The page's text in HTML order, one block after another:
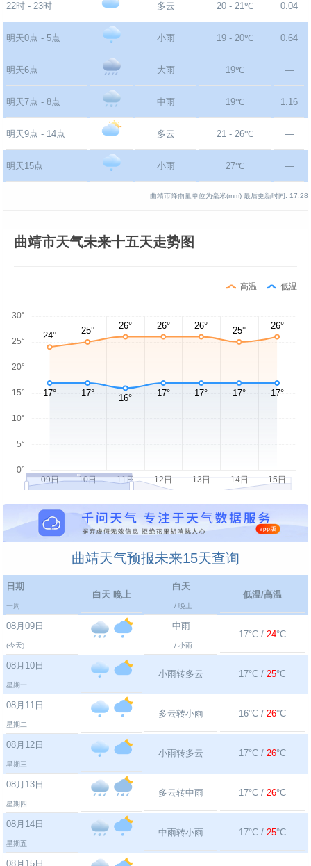
22时 - 23时 多云 20 - 21℃ 0.04
明天0点 - 5点 小雨 19 - 20℃ 0.64
明天6点 大雨 19℃ —
明天7点 - 8点 中雨 19℃ 1.16
明天9点 - 14点 多云 21 - 26℃ —
明天15点 小雨 27℃ —
曲靖市降雨量单位为毫米(mm) 最后更新时间: 17:28
曲靖市天气未来十五天走势图
高温 低温
曲靖天气预报未来15天查询
日期
一周
白天 晚上
白天
/ 晚上
低温/高温
08月09日
(今天)
中雨
/ 小雨
17°C / 24°C
08月10日
星期一
小雨转多云 17°C / 25°C
08月11日
星期二
多云转小雨 16°C / 26°C
08月12日
星期三
小雨转多云 17°C / 26°C
08月13日
星期四
多云转中雨 17°C / 26°C
08月14日
星期五
中雨转小雨 17°C / 25°C
08月15日